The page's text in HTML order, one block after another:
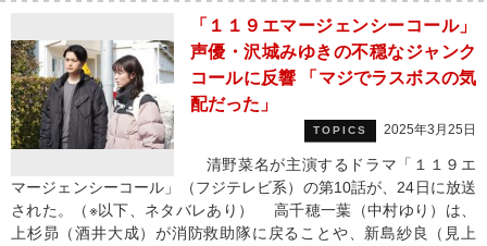
「１１９エマージェンシーコール」
声優・沢城みゆきの不穏なジャンク
コールに反響 「マジでラスボスの気
配だった」
TOPICS 2025年3月25日
清野菜名が主演するドラマ「１１９エ
マージェンシーコール」（フジテレビ系）の第10話が、24日に放送
された。（※以下、ネタバレあり） 高千穂一葉（中村ゆり）は、
上杉昴（酒井大成）が消防救助隊に戻ることや、新島紗良（見上